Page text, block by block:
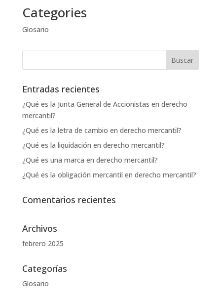
Categories
Glosario
Entradas recientes
¿Qué es la Junta General de Accionistas en derecho
mercantil?
¿Qué es la letra de cambio en derecho mercantil?
¿Qué es la liquidación en derecho mercantil?
¿Qué es una marca en derecho mercantil?
¿Qué es la obligación mercantil en derecho mercantil?
Comentarios recientes
Archivos
febrero 2025
Categorías
Glosario